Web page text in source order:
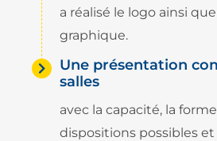
a réalisé le logo ainsi
graphique.
Une présentation
salles
avec la capacité, la
dispositions possibles et